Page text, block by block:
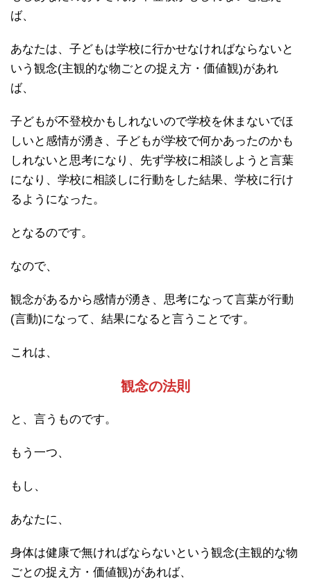
ば、
あなたは、子どもは学校に行かせなければならないと
いう観念(主観的な物ごとの捉え方・価値観)があれ
ば、
子どもが不登校かもしれないので学校を休まないでほ
しいと感情が湧き、子どもが学校で何かあったのかも
しれないと思考になり、先ず学校に相談しようと言葉
になり、学校に相談しに行動をした結果、学校に行け
るようになった。
となるのです。
なので、
観念があるから感情が湧き、思考になって言葉が行動
(言動)になって、結果になると言うことです。
これは、
観念の法則
と、言うものです。
もう一つ、
もし、
あなたに、
身体は健康で無ければならないという観念(主観的な物
ごとの捉え方・価値観)があれば、